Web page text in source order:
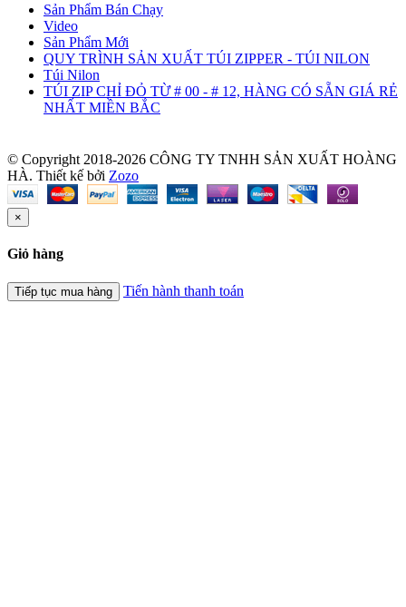
Sản Phẩm Bán Chạy
Video
Sản Phẩm Mới
QUY TRÌNH SẢN XUẤT TÚI ZIPPER - TÚI NILON
Túi Nilon
TÚI ZIP CHỈ ĐỎ TỪ # 00 - # 12, HÀNG CÓ SẴN GIÁ RẺ
NHẤT MIỀN BẮC
© Copyright 2018-2026 CÔNG TY TNHH SẢN XUẤT HOÀNG
HÀ. Thiết kế bởi Zozo
×
Giỏ hàng
Tiếp tục mua hàng Tiến hành thanh toán